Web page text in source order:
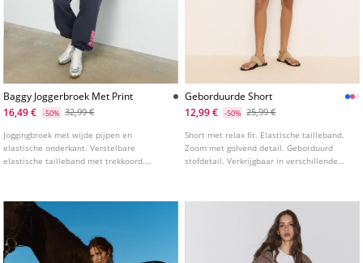
Baggy Joggerbroek Met Print
16,49 €
-50% 32,99 €
Joggingbroek met wijde pijpen en
elastische onderkant. Verstelbare
elastische tailleband met trekkoord.
Geborduurde Short
12,99 €
-50% 25,99 €
Short met relax fit. Elastische tailleband.
Zoom met golvend detail. Geborduurd
stofdetail. Verkrijgbaar in verschillende